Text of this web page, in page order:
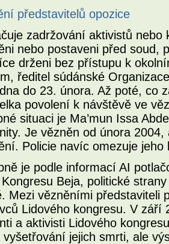
představitelů opozice
zadržování aktivistů nebo
nebo postaveni před soud,
drženi bez přístupu k
ředitel súdánské
do 23. února. Až poté, co
povolení k návštěvě ve
situaci je Ma’mun Issa
Je vězněn od února
Policie navíc omezuje jeho
je podle informací AI
Beja, politické
Mezi vězněními představiteli
Lidového kongresu. V září
a aktivisti Lidového
vyšetřování jejich smrti, ale